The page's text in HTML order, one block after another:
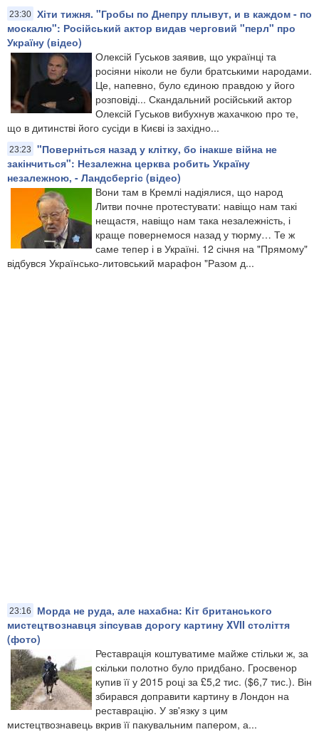
23:30 Хіти тижня. "Гробы по Днепру плывут, и в каждом - по
москалю": Російський актор видав черговий "перл" про
Україну (відео)
Олексій Гуськов заявив, що українці та
росіяни ніколи не були братськими народами.
Це, напевно, було єдиною правдою у його
розповіді... Скандальний російський актор
Олексій Гуськов вибухнув жахачкою про те,
що в дитинстві його сусіди в Києві із західно...
23:23
"Поверніться назад у клітку, бо інакше війна не
закінчиться": Незалежна церква робить Україну
незалежною, - Ландсбергіс (відео)
Вони там в Кремлі надіялися, що народ
Литви почне протестувати: навіщо нам такі
нещастя, навіщо нам така незалежність, і
краще повернемося назад у тюрму… Те ж
саме тепер і в Україні. 12 січня на "Прямому"
відбувся Українсько-литовський марафон "Разом д...
23:16
Морда не руда, але нахабна: Кіт британського
мистецтвознавця зіпсував дорогу картину XVII століття
(фото)
Реставрація коштуватиме майже стільки ж, за
скільки полотно було придбано. Гросвенор
купив її у 2015 році за £5,2 тис. ($6,7 тис.). Він
збирався доправити картину в Лондон на
реставрацію. У зв'язку з цим
мистецтвознавець вкрив її пакувальним папером, а...